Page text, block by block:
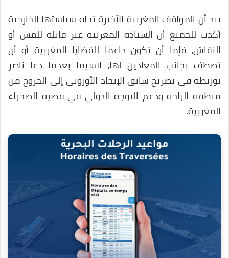
بيد أن المواقف المغربية الآخيرة تجاه سياستها الخارجية
أكدت للجميع أن السيادة المغربية غير قابلة للمس أو
النقاش، فإما أن تكون داعما للقضايا المغربية أو أن
تصطف بجانب المعادين لها، لاسيما بعدما دعا ناصر
بوريطة في تصريح سابق الإتحاد الأوروبي إلى الخروج من
منطقة الراحة ودعم التوجه الدولي في قضية الصحراء
المغربية.